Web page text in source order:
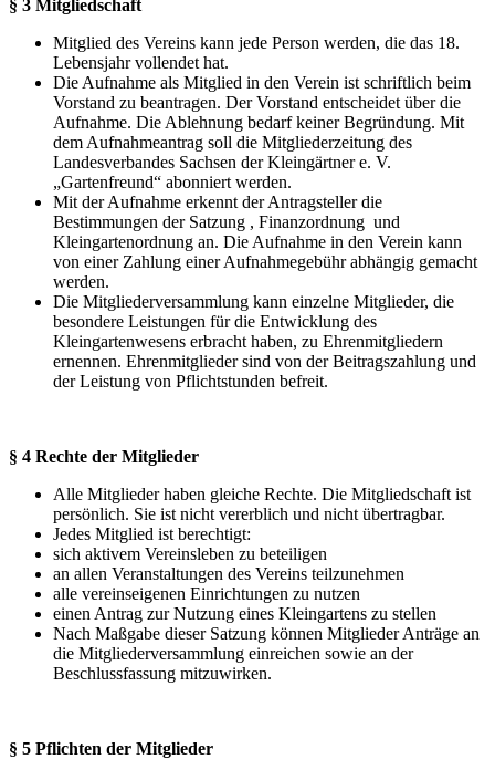
§ 3 Mitgliedschaft
Mitglied des Vereins kann jede Person werden, die das 18.
Lebensjahr vollendet hat.
Die Aufnahme als Mitglied in den Verein ist schriftlich beim
Vorstand zu beantragen. Der Vorstand entscheidet über die
Aufnahme. Die Ablehnung bedarf keiner Begründung. Mit
dem Aufnahmeantrag soll die Mitgliederzeitung des
Landesverbandes Sachsen der Kleingärtner e. V.
„Gartenfreund“ abonniert werden.
Mit der Aufnahme erkennt der Antragsteller die
Bestimmungen der Satzung , Finanzordnung und
Kleingartenordnung an. Die Aufnahme in den Verein kann
von einer Zahlung einer Aufnahmegebühr abhängig gemacht
werden.
Die Mitgliederversammlung kann einzelne Mitglieder, die
besondere Leistungen für die Entwicklung des
Kleingartenwesens erbracht haben, zu Ehrenmitgliedern
ernennen. Ehrenmitglieder sind von der Beitragszahlung und
der Leistung von Pflichtstunden befreit.
§ 4 Rechte der Mitglieder
Alle Mitglieder haben gleiche Rechte. Die Mitgliedschaft ist
persönlich. Sie ist nicht vererblich und nicht übertragbar.
Jedes Mitglied ist berechtigt:
sich aktivem Vereinsleben zu beteiligen
an allen Veranstaltungen des Vereins teilzunehmen
alle vereinseigenen Einrichtungen zu nutzen
einen Antrag zur Nutzung eines Kleingartens zu stellen
Nach Maßgabe dieser Satzung können Mitglieder Anträge an
die Mitgliederversammlung einreichen sowie an der
Beschlussfassung mitzuwirken.
§ 5 Pflichten der Mitglieder